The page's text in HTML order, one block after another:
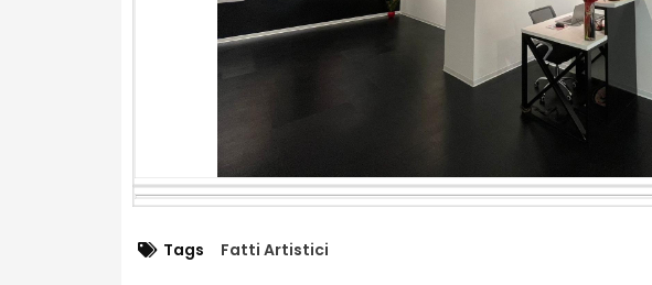
Tags Fatti Artistici